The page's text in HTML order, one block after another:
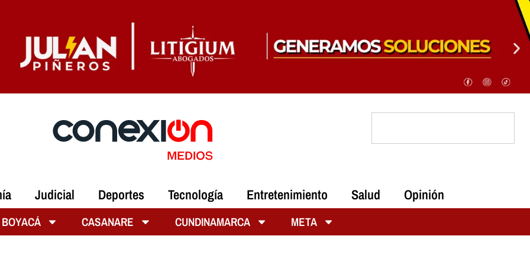
Judicial Deportes Tecnología Entretenimiento Salud Opinión
BOYACÁ CASANARE CUNDINAMARCA META